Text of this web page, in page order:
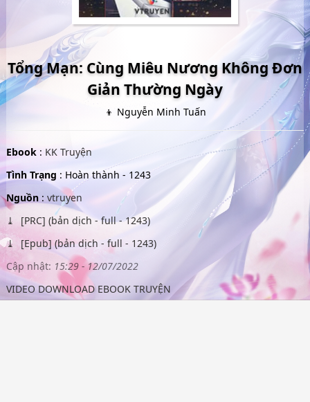
Tổng Mạn: Cùng Miêu Nương Không Đơn
Giản Thường Ngày
👦 Nguyễn Minh Tuấn
Ebook : KK Truyện
Tình Trạng : Hoàn thành - 1243
Nguồn: vtruyen
[PRC] (bản dịch - full - 1243)
[Epub] (bản dịch - full - 1243)
Cập nhật: 15:29 - 12/07/2022
VIDEO DOWNLOAD EBOOK TRUYỆN